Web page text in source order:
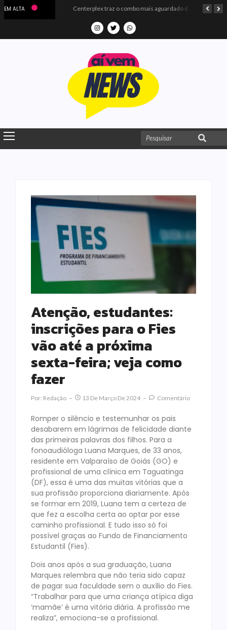
EM ALTA
Atenção, estudantes:
inscrições para o Fies
vão até a próxima
sexta-feira; veja como
fazer
Por: Redação 13 De Março De 2024 Comentário
Romper o silêncio e testemunhar os pais
desabarem em lágrimas de felicidade diante
das primeiras palavras dos filhos. Para a
fonoaudióloga Luana Marques, de 33 anos,
residente em Valparaíso de Goiás (GO) e
profissional de uma clínica em Taguatinga
(DF), essa é uma das muitas vitórias que a
sua profissão proporciona diariamente. Após
se formar em 2019, Luana tem a certeza de
que fez a escolha certa ao optar por esse
caminho profissional. E tudo isso só foi
possível graças ao Fundo de Financiamento
Estudantil (Fies).
Dois anos após a sua graduação, Luana
Marques relembra que não teria sido capaz
de pagar sua faculdade sem o auxílio do Fies.
“Trabalhar para que uma criança atípica diga
‘mamãe’ é uma vitória diária. A profissão me
realiza”, emociona-se a profissional.